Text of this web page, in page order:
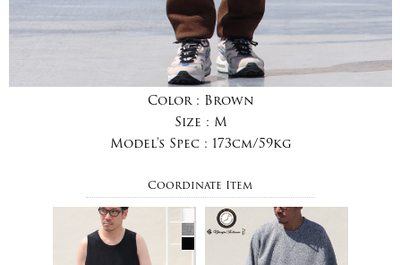
Color : Brown
Size : M
Model's Spec : 173cm/59kg
Coordinate Item